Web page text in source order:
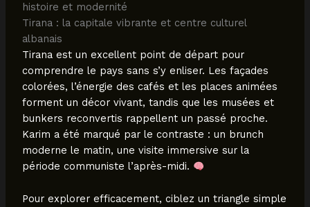
histoire et modernité
Tirana : la capitale vibrante et centre culturel
albanais
Tirana est un excellent point de départ pour
comprendre le pays sans s’y enliser. Les façades
colorées, l’énergie des cafés et les places animées
forment un décor vivant, tandis que les musées et
bunkers reconvertis rappellent un passé proche.
Karim a été marqué par le contraste : un brunch
moderne le matin, une visite immersive sur la
période communiste l’après-midi.
Pour explorer efficacement, ciblez un triangle simple